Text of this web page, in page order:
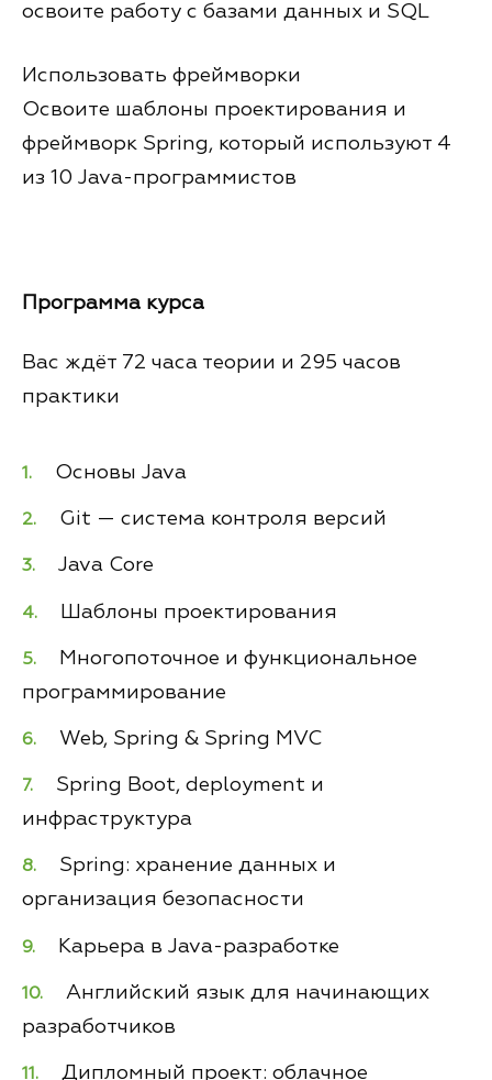
освоите работу с базами данных и SQL
Использовать фреймворки
Освоите шаблоны проектирования и
фреймворк Spring, который используют 4
из 10 Java-программистов
Программа курса
Вас ждёт 72 часа теории и 295 часов
практики
Основы Java
Git — система контроля версий
Java Core
Шаблоны проектирования
Многопоточное и функциональное
программирование
Web, Spring & Spring MVC
Spring Boot, deployment и
инфраструктура
Spring: хранение данных и
организация безопасности
Карьера в Java-разработке
Английский язык для начинающих
разработчиков
Дипломный проект: облачное